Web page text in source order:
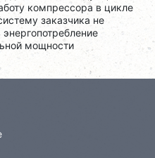
компрессора в цикле
заказчика не
мощности